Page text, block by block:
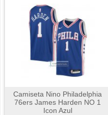
Camiseta Nino Philadelphia
76ers James Harden NO 1
Icon Azul